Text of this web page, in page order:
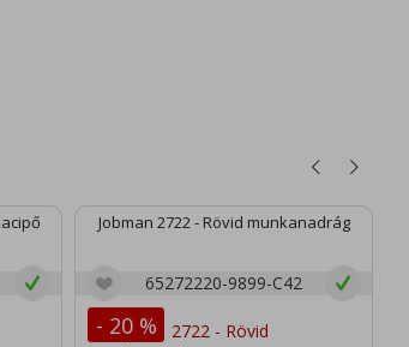
Jobman 2722 - Rövid munkanadrág
65272220-9899-C42
- 20 %